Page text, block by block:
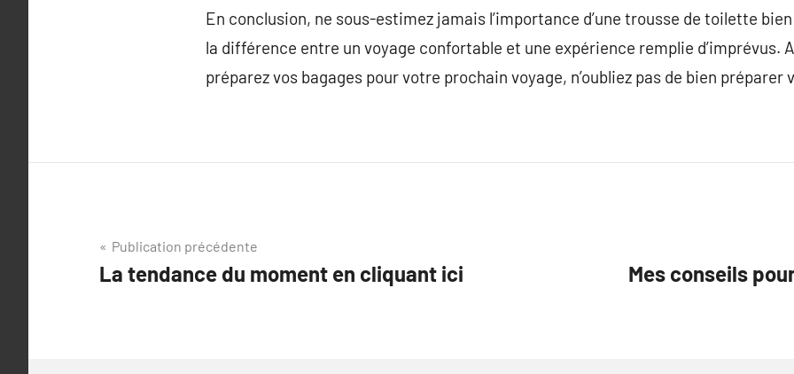
En conclusion, ne sous-estimez jamais l’importance d’une trousse de toilette
la différence entre un voyage confortable et une expérience remplie d’imprévus.
préparez vos bagages pour votre prochain voyage, n’oubliez pas de bien
Navigation
de
Publication précédente
La tendance du moment en cliquant ici Mes conseils